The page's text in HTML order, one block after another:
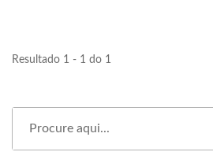
Resultado 1 - 1 do 1